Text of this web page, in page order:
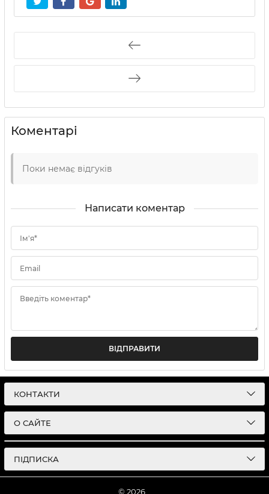
Коментарі
Поки немає відгуків
Написати коментар
Ім'я*
Email
Введіть коментар*
ВІДПРАВИТИ
КОНТАКТИ
О САЙТЕ
ПІДПИСКА
© 2026